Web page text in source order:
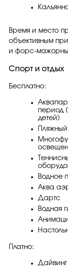
Время и место
объективным
и форс-
Спорт и отдых
Бесплатно:
период
детей)
Водное
Аква
Дартс
Водная
Платно:
Дайвинг